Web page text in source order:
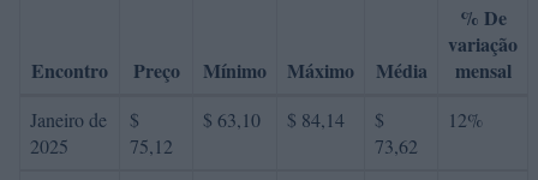
Encontro Preço Mínimo Máximo Média
% De
variação
mensal
Janeiro de
2025
$
75,12
$ 63,10 $ 84,14
$
73,62
12%